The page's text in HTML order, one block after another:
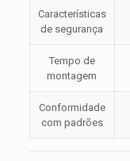
Características
de segurança
Tempo de
montagem
Conformidade
com padrões